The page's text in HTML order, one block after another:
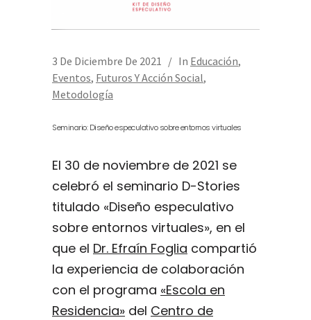
3 De Diciembre De 2021 In Educación,
Eventos, Futuros Y Acción Social,
Metodología
Seminario: Diseño especulativo sobre entornos virtuales
El 30 de noviembre de 2021 se
celebró el seminario D-Stories
titulado «Diseño especulativo
sobre entornos virtuales», en el
que el Dr. Efraín Foglia compartió
la experiencia de colaboración
con el programa «Escola en
Residencia» del Centro de